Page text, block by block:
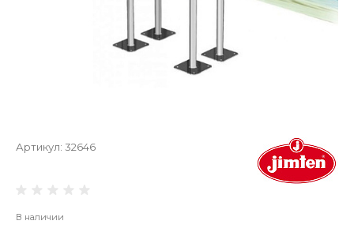
Артикул: 32646
В наличии